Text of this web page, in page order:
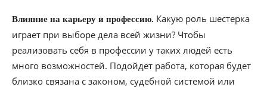
Влияние на карьеру и профессию. Какую роль шестерка
играет при выборе дела всей жизни? Чтобы
реализовать себя в профессии у таких людей есть
много возможностей. Подойдет работа, которая будет
близко связана с законом, судебной системой или